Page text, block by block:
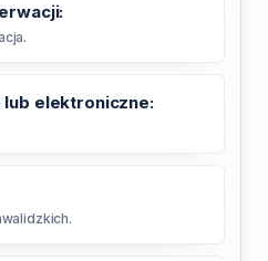
elektroniczne: